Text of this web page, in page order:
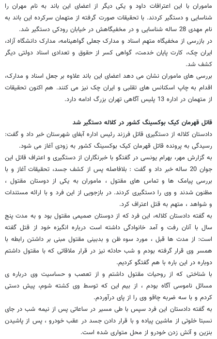
ماموران با این اعترافات داود و یکی دیگر از اعضای این باند به نام مهران را
شناسایی و دستگیر کردند. با تحقیقات صورت گرفته از متهمان سرکرده این باند به
نام مهدی 28 ساله شناسایی و در مخفیگاهش در خیابان رودکی دستگیر شد.
در بازرسی از مخفیگاه متهم اسناد و مدارک جعلی گواهینامه، مدارک دانشگاه آزاد،
ایران چک، کارت پایان خدمت، گواهی کسر از حقوق و تعدادی اسناد دولتی دیگر
کشف شد.
بررسی های ماموران نشان می دهد اعضای این باند علاوه بر جعل اسناد و مدارک،
اقدام به چاپ اسکنانس های تقلبی و ایران چک نیز می کنند. هم اکنون تحقیقات
از متهمان در اداره 13 پلیس آگاهی تهران بزرگ ادامه دارد.
قاتل قهرمان کیک بوکسینگ کشور در کلاله دستگیر شد
دادستان کلاله از دستگیری قاتل فرزند رئیس اداره آبفای شهرستان خبر داد و گفت:
رسیدگی به پرونده قاتل قهرمان کیک بوکسینگ کشور به زودی آغاز می شود.
به گزارش مهر، بهرام یونسی در گفتگو با خبرنگاران از دستگیری و اعتراف قاتل این
جوان 20 ساله خبر داد و گفت : بلافاصله پس از کشف جسد، تحقیقات آغاز و با
بررسی پیامک ها و تماس های مقتول ، ماموران به یکی از دوستان مقتول ،
مظنون شدند و وی را دستگیری کردند. در بازجویی از این فرد و با ارائه مستندات
و شواهد ، متهم به قتل اعتراف کرد.
به گفته دادستان کلاله، این فرد که از دوستان صمیمی مقتول بود و به مدت پنج
سال با آنان رفت و آمد خانوادگی داشته است درباره انگیزه خود از قتل گفته
است: از مدت ها قبل ، مورد سوء ظن و بدبینی مقتول مبنی بر داشتن رابطه با
همسر وی قرار گرفته بودم و شب حادثه نیز در قرار ملاقاتی که با مقتول داشتم
دوباره در این باره با هم گفتگو کردیم.
با شناختی که از روحیات مقتول داشتم و از تعصب و حساسیت وی درباره ی
مسائل ناموسی آگاه بودم ، از بیم این که توسط وی کشته شوم، پیش دستی
کردم و با سه ضربه چاقو وی را از پای درآوردم.
به گفته دادستان این فرد سپس با طی مسیر در ساعاتی پس از نیمه شب در جای
نسبتا خلوتی از ماشین پیاده و با قرار دادن جسد در عقب خودرو ، پس از پاشیدن
بنزین و آتش زدن خودرو از محل متواری شده است.